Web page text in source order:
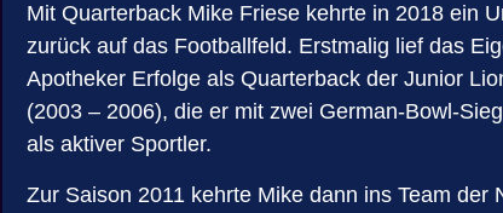
Mit Quarterback Mike Friese kehrte in 2018 ein
zurück auf das Footballfeld. Erstmalig lief das
Apotheker Erfolge als Quarterback der Junior
(2003 – 2006), die er mit zwei German-Bowl-
als aktiver Sportler.
Zur Saison 2011 kehrte Mike dann ins Team